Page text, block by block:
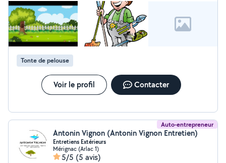
soigné, et réalisé avec un vrai souci du détail. En plus d’être
très professionnel, Xavier est quelqu’un de sympathique et
agréable, ce qui rend les échanges simples et efficaces. Sa
qualité de travail m’a convaincu, au point de lui confier
désormais l’entretien de mon jardin deux fois par mois. Vous
pouvez faire appel à lui en toute confiance !
Tonte de pelouse
Voir le profil Contacter
Auto-entrepreneur
Antonin Vignon (Antonin Vignon Entretien)
Entretiens Extérieurs
Mérignac (Arlac 1)
5/5 (5 avis)